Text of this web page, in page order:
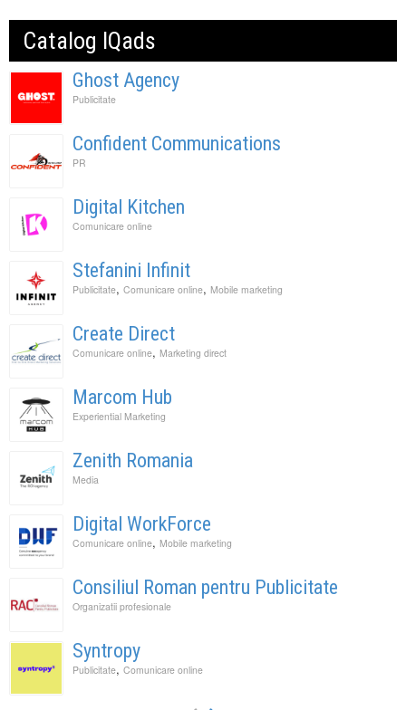
Catalog IQads
Ghost Agency
Publicitate
Confident Communications
PR
Digital Kitchen
Comunicare online
Stefanini Infinit
Publicitate, Comunicare online, Mobile marketing
Create Direct
Comunicare online, Marketing direct
Marcom Hub
Experiential Marketing
Zenith Romania
Media
Digital WorkForce
Comunicare online, Mobile marketing
Consiliul Roman pentru Publicitate
Organizatii profesionale
Syntropy
Publicitate, Comunicare online